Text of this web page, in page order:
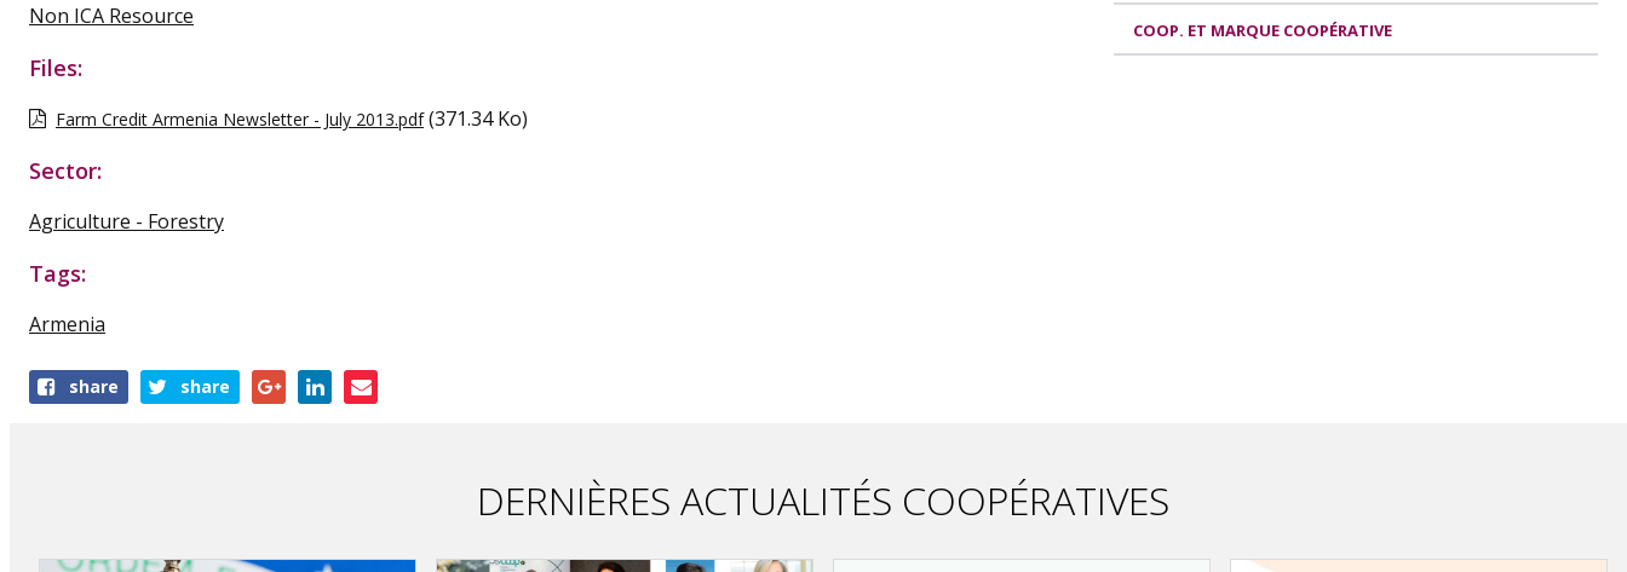
Non ICA Resource
Files:
Farm Credit Armenia Newsletter - July 2013.pdf (371.34 Ko)
Sector:
Agriculture - Forestry
Tags:
Armenia
Shareshare share
DERNIÈRES ACTUALITÉS COOPÉRATIVES
COOP. ET MARQUE COOPÉRATIVE